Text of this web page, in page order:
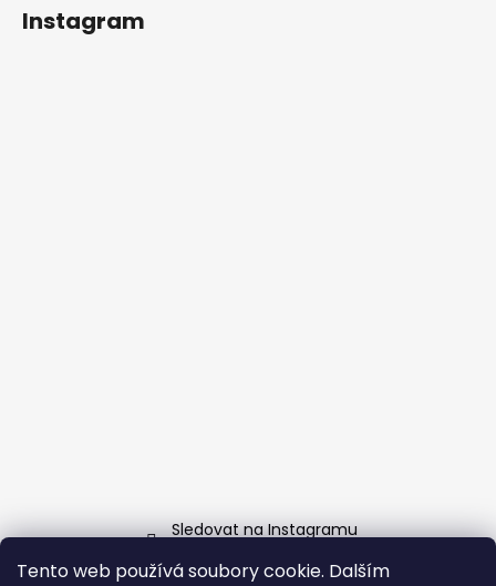
Tento web používá soubory cookie. Dalším
Instagram
Sledovat na Instagramu